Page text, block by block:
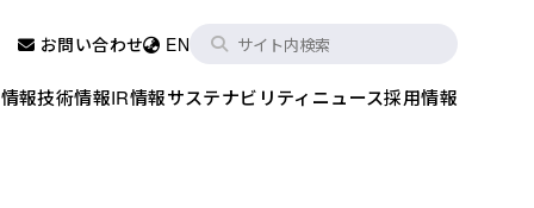
お問い合わせ EN
報技術情報IR情報サステナビリティ ニュース採用情報